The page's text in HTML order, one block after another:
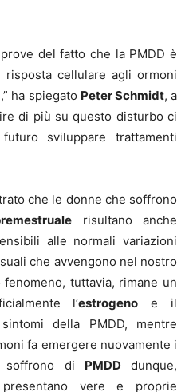
del fatto che la PMDD è
cellulare agli ormoni
ha spiegato Peter Schmidt, a
di più su questo disturbo ci
sviluppare trattamenti
che le donne che soffrono
risultano anche
alle normali variazioni
che avvengono nel nostro
tuttavia, rimane un
l’estrogeno e il
della PMDD, mentre
fa emergere nuovamente i
soffrono di PMDDdunque,
vere e proprie